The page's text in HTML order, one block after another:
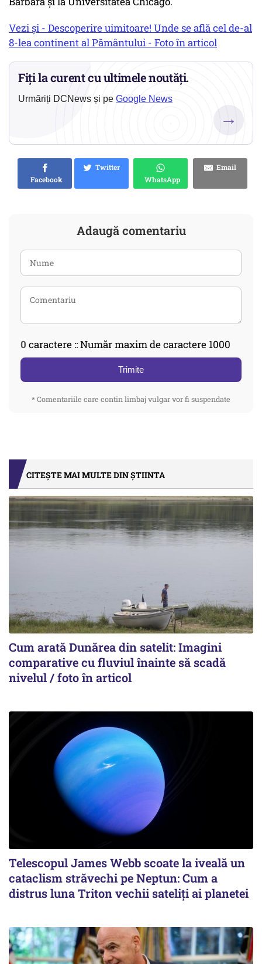
Vezi și - Descoperire uimitoare! Unde se află cel de-al
8-lea continent al Pământului - Foto în articol
Fiți la curent cu ultimele noutăți.
Urmăriți DCNews și pe Google News
→
Facebook
Twitter
WhatsApp
Email
Adaugă comentariu
0 caractere :: Număr maxim de caractere 1000
Trimite
* Comentariile care contin limbaj vulgar vor fi suspendate
CITEȘTE MAI MULTE DIN ȘTIINTA
Cum arată Dunărea din satelit: Imagini
comparative cu fluviul înainte să scadă
nivelul / foto în articol
Telescopul James Webb scoate la iveală un
cataclism străvechi pe Neptun: Cum a
distrus luna Triton vechii sateliți ai planetei